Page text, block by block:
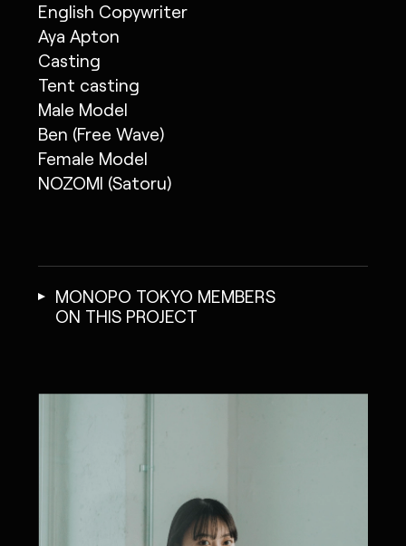
English Copywriter
Aya Apton
Casting
Tent casting
Male Model
Ben (Free Wave)
Female Model
NOZOMI (Satoru)
MONOPO TOKYO MEMBERS
ON THIS PROJECT